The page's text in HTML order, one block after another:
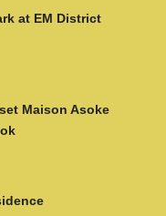
at EM District
Maison Asoke